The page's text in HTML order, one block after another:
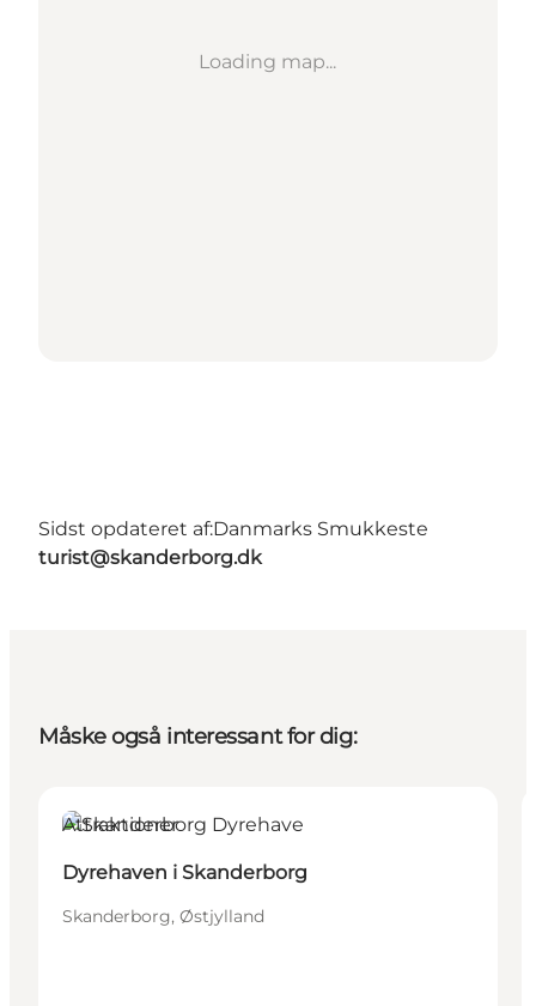
Loading map...
Sidst opdateret af:Danmarks Smukkeste
turist@skanderborg.dk
Måske også interessant for dig:
Attraktioner
Dyrehaven i Skanderborg
Skanderborg, Østjylland